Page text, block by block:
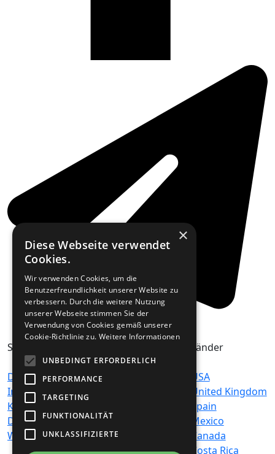
Seiten
Datenschutz
Impressum /
Kontakt
Disclaimer
Werbehinweis
Hits
Country
Ambient
Chillout
Länder
USA
United Kingdom
Spain
Mexico
Canada
Costa Rica
×
Diese Webseite verwendet
Cookies.
Wir verwenden Cookies, um die
Benutzerfreundlichkeit unserer Website zu
verbessern. Durch die weitere Nutzung
unserer Webseite stimmen Sie der
Verwendung von Cookies gemäß unserer
Cookie-Richtlinie zu. Weitere Informationen
UNBEDINGT ERFORDERLICH
PERFORMANCE
TARGETING
FUNKTIONALITÄT
UNKLASSIFIZIERTE